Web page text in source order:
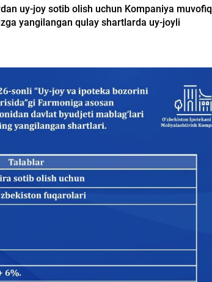
uy-joy sotib olish uchun Kompaniya muvofiq
yangilangan qulay shartlarda uy-joyli